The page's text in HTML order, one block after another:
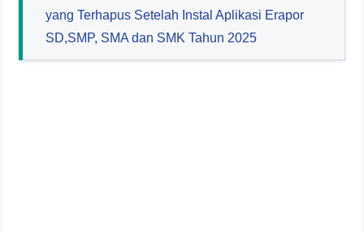
yang Terhapus Setelah Instal Aplikasi Erapor
SD,SMP, SMA dan SMK Tahun 2025